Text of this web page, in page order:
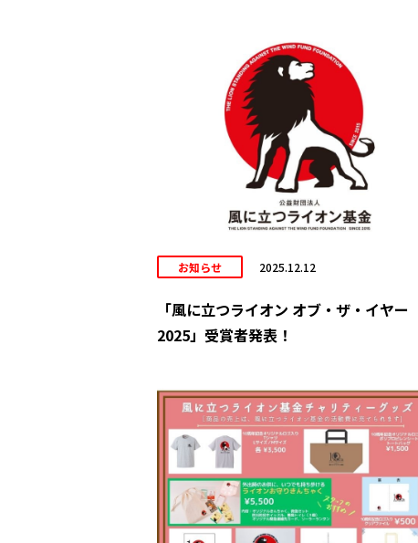
お知らせ 2025.12.12
「風に立つライオン オブ・ザ・イヤー
2025」受賞者発表！